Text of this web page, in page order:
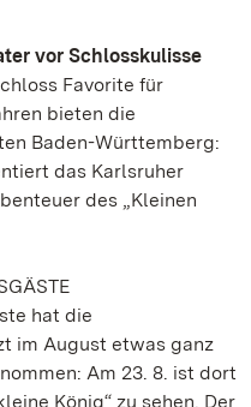
vor Schlosskulisse
Favorite für
bieten die
Baden-Württemberg:
das Karlsruher
des „Kleinen
hat die
im August etwas ganz
Am 23. 8. ist dort
König“ zu sehen. Der